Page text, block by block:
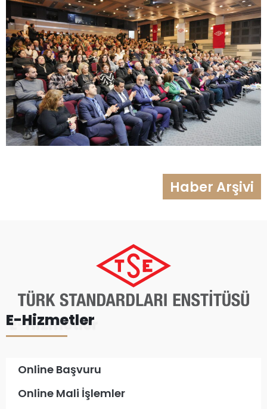
Haber Arşivi
E-Hizmetler
Online Başvuru
Online Mali İşlemler